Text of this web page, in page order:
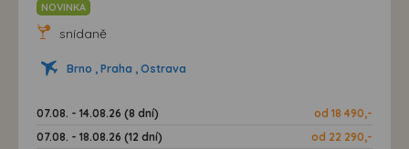
NOVINKA
snídaně
Brno , Praha , Ostrava
07.08. - 14.08.26 (8 dní)
od 18 490,-
07.08. - 18.08.26 (12 dní)
od 22 290,-